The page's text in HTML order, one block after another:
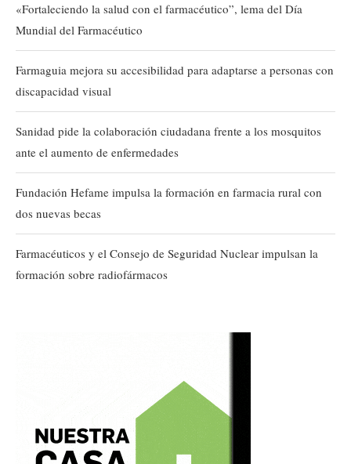
«Fortaleciendo la salud con el farmacéutico”, lema del Día
Mundial del Farmacéutico
Farmaguia mejora su accesibilidad para adaptarse a personas con
discapacidad visual
Sanidad pide la colaboración ciudadana frente a los mosquitos
ante el aumento de enfermedades
Fundación Hefame impulsa la formación en farmacia rural con
dos nuevas becas
Farmacéuticos y el Consejo de Seguridad Nuclear impulsan la
formación sobre radiofármacos